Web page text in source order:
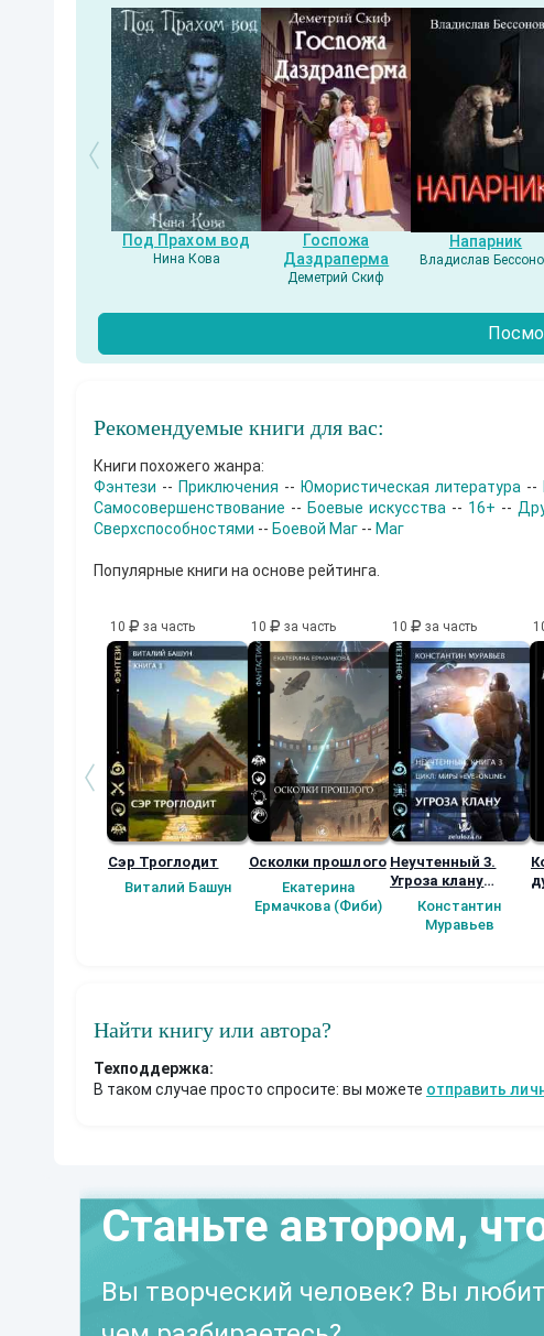
Под Прахом вод
Нина Кова
Госпожа
Даздраперма
Деметрий Скиф
Напарник
Владислав
Рекомендуемые книги для вас:
Книги похожего жанра:
Фэнтези -- Приключения -- Юмористическая литература --
Самосовершенствование -- Боевые искусства -- 16+ --
Сверхспособностями -- Боевой Маг -- Маг
Популярные книги на основе рейтинга.
10 за часть
Сэр Троглодит
Виталий Башун
10 за часть
Осколки прошлого
Екатерина
Ермачкова (Фиби)
10 за часть
Неучтенный 3.
Угроза клану
(Альтернативное
продолжение)
Константин
Муравьев
Найти книгу или автора?
Техподдержка:
В таком случае просто спросите: вы можете отправить
Станьте автором,
Вы творческий человек? Вы